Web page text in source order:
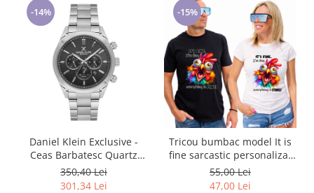
-14%
Daniel Klein Exclusive -
Ceas Barbatesc Quartz
Argintiu DK.6.14259-2
350,40 Lei
301,34 Lei
-15%
Tricou bumbac model It is
fine sarcastic personalizat
cu nume sau poza
preferata TC5056
55,00 Lei
47,00 Lei